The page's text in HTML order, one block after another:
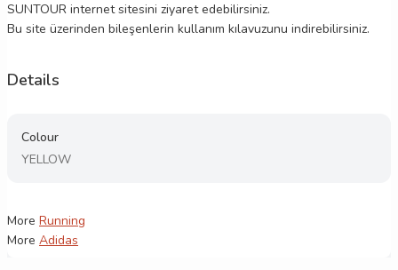
SUNTOUR internet sitesini ziyaret edebilirsiniz.
Bu site üzerinden bileşenlerin kullanım kılavuzunu indirebilirsiniz.
Details
Colour
YELLOW
More Running
More Adidas